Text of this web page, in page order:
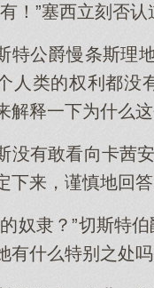
！”塞西立刻否
特公爵慢条斯理
人类的权利都没
解释一下为什么
没有敢看向卡茜
下来，谨慎地回
奴隶？”切斯特
有什么特别之处吗